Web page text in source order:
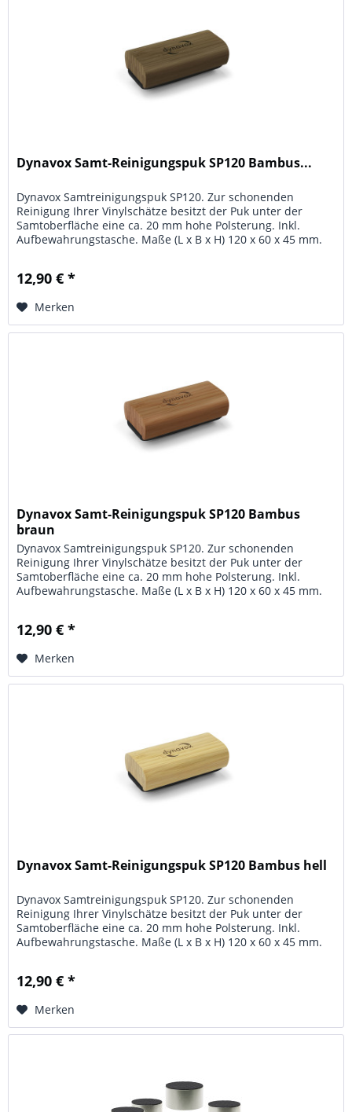
Dynavox Samt-Reinigungspuk SP120 Bambus...
Dynavox Samtreinigungspuk SP120. Zur schonenden
Reinigung Ihrer Vinylschätze besitzt der Puk unter der
Samtoberfläche eine ca. 20 mm hohe Polsterung. Inkl.
Aufbewahrungstasche. Maße (L x B x H) 120 x 60 x 45 mm.
12,90 € *
Merken
Dynavox Samt-Reinigungspuk SP120 Bambus
braun
Dynavox Samtreinigungspuk SP120. Zur schonenden
Reinigung Ihrer Vinylschätze besitzt der Puk unter der
Samtoberfläche eine ca. 20 mm hohe Polsterung. Inkl.
Aufbewahrungstasche. Maße (L x B x H) 120 x 60 x 45 mm.
12,90 € *
Merken
Dynavox Samt-Reinigungspuk SP120 Bambus hell
Dynavox Samtreinigungspuk SP120. Zur schonenden
Reinigung Ihrer Vinylschätze besitzt der Puk unter der
Samtoberfläche eine ca. 20 mm hohe Polsterung. Inkl.
Aufbewahrungstasche. Maße (L x B x H) 120 x 60 x 45 mm.
12,90 € *
Merken